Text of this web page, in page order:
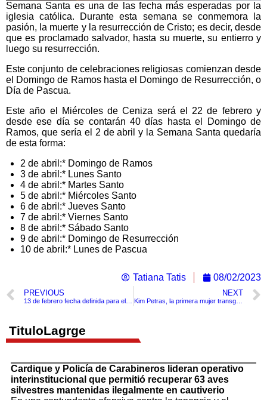
Semana Santa es una de las fecha más esperadas por la
iglesia católica. Durante esta semana se conmemora la
pasión, la muerte y la resurrección de Cristo; es decir, desde
que es proclamado salvador, hasta su muerte, su entierro y
luego su resurrección.
Este conjunto de celebraciones religiosas comienzan desde
el Domingo de Ramos hasta el Domingo de Resurrección, o
Día de Pascua.
Este año el Miércoles de Ceniza será el 22 de febrero y
desde ese día se contarán 40 días hasta el Domingo de
Ramos, que sería el 2 de abril y la Semana Santa quedaría
de esta forma:
2 de abril:* Domingo de Ramos
3 de abril:* Lunes Santo
4 de abril:* Martes Santo
5 de abril:* Miércoles Santo
6 de abril:* Jueves Santo
7 de abril:* Viernes Santo
8 de abril:* Sábado Santo
9 de abril:* Domingo de Resurrección
10 de abril:* Lunes de Pascua
Tatiana Tatis 08/02/2023
PREVIOUS NEXT
Kim Petras, la primera mujer transgénero en ganar Grammy
TituloLagrge
Cardique y Policía de Carabineros lideran operativo
interinstitucional que permitió recuperar 63 aves
silvestres mantenidas ilegalmente en cautiverio